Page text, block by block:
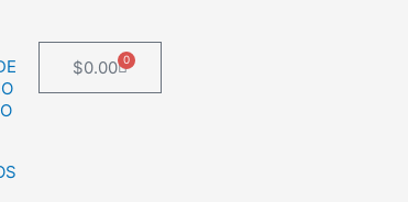
$0.00 0
Cart